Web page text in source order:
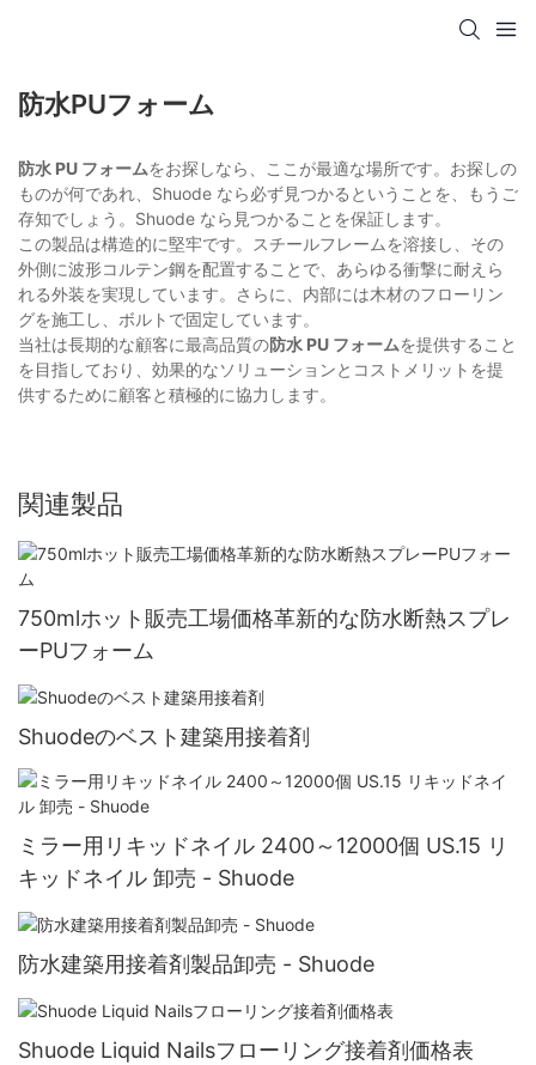
防水PUフォーム
防水 PU フォームをお探しなら、ここが最適な場所です。お探しの
ものが何であれ、Shuode なら必ず見つかるということを、もうご
存知でしょう。Shuode なら見つかることを保証します。
この製品は構造的に堅牢です。スチールフレームを溶接し、その
外側に波形コルテン鋼を配置することで、あらゆる衝撃に耐えら
れる外装を実現しています。さらに、内部には木材のフローリン
グを施工し、ボルトで固定しています。
当社は長期的な顧客に最高品質の防水 PU フォームを提供すること
を目指しており、効果的なソリューションとコストメリットを提
供するために顧客と積極的に協力します。
関連製品
750mlホット販売工場価格革新的な防水断熱スプレ
ーPUフォーム
Shuodeのベスト建築用接着剤
ミラー用リキッドネイル 2400～12000個 US.15 リ
キッドネイル 卸売 - Shuode
防水建築用接着剤製品卸売 - Shuode
Shuode Liquid Nailsフローリング接着剤価格表